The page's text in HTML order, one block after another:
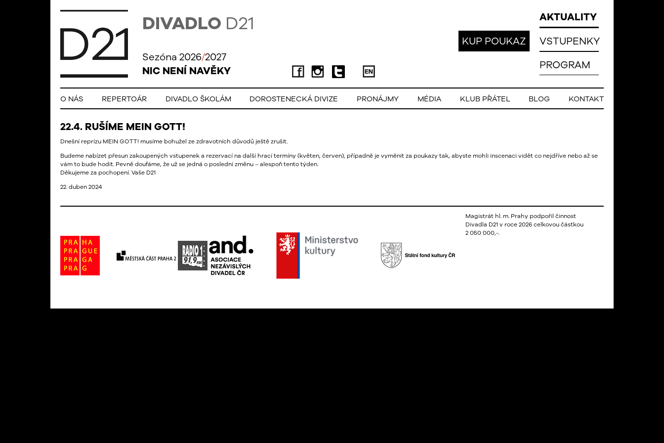
DIVADLO D21
Sezóna 2026/2027
NIC NENÍ NAVĚKY
AKTUALITY
VSTUPENKY
PROGRAM
KUP POUKAZ
O NÁS REPERTOÁR DIVADLO ŠKOLÁM DOROSTENECKÁ DIVIZE PRONÁJMY MÉDIA KLUB PŘÁTEL BLOG KONTAKT
22.4. RUŠÍME MEIN GOTT!
Dnešní reprízu MEIN GOTT! musíme bohužel ze zdravotních důvodů ještě zrušit.
Budeme nabízet přesun zakoupených vstupenek a rezervací na další hrací termíny (květen, červen), případně je vyměnit za poukazy tak, abyste mohli inscenaci vidět co nejdříve nebo až se
vám to bude hodit. Pevně doufáme, že už se jedná o poslední změnu – alespoň tento týden.
Děkujeme za pochopení. Vaše D21
22. duben 2024
Magistrát hl. m. Prahy podpořil činnost
Divadla D21 v roce 2026 celkovou částkou
2 050 000,-.